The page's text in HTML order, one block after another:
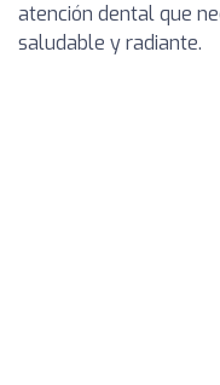
atención dental que
saludable y radiante.